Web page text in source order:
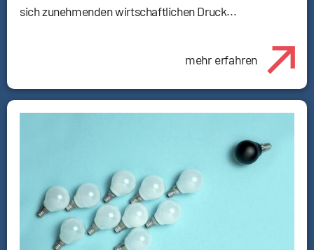
sich zunehmenden wirtschaftlichen Druck...
mehr erfahren